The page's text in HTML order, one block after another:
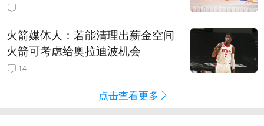
火箭媒体人：若能清理出薪金空间
火箭可考虑给奥拉迪波机会
14
点击查看更多